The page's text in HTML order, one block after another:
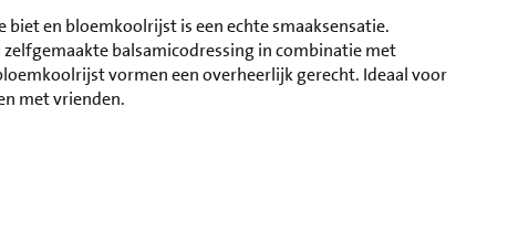
biet en bloemkoolrijst is een echte smaaksensatie.
balsamicodressing in combinatie met
vormen een overheerlijk gerecht. Ideaal voor
met vrienden.